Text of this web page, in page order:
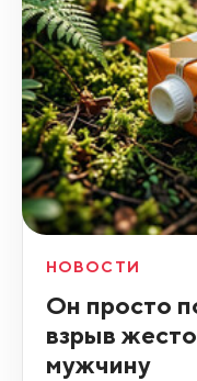
НОВОСТИ
Он просто
взрыв
мужчину